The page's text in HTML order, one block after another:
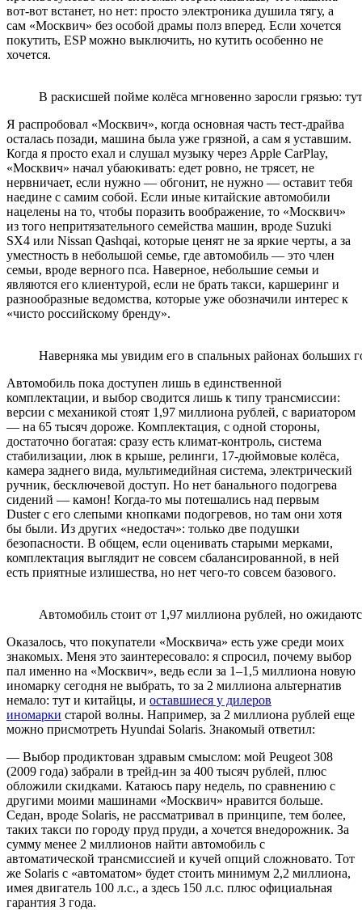
вот-вот встанет, но нет: просто электроника душила тягу, а
сам «Москвич» без особой драмы полз вперед. Если хочется
покутить, ESP можно выключить, но кутить особенно не
хочется.
В раскисшей пойме колёса мгновенно заросли грязью:
Я распробовал «Москвич», когда основная часть тест-драйва
осталась позади, машина была уже грязной, а сам я уставшим.
Когда я просто ехал и слушал музыку через Apple CarPlay,
«Москвич» начал убаюкивать: едет ровно, не трясет, не
нервничает, если нужно — обгонит, не нужно — оставит тебя
наедине с самим собой. Если иные китайские автомобили
нацелены на то, чтобы поразить воображение, то «Москвич»
из того непритязательного семейства машин, вроде Suzuki
SX4 или Nissan Qashqai, которые ценят не за яркие черты, а за
уместность в небольшой семье, где автомобиль — это член
семьи, вроде верного пса. Наверное, небольшие семьи и
являются его клиентурой, если не брать такси, каршеринг и
разнообразные ведомства, которые уже обозначили интерес к
«чисто российскому бренду».
Наверняка мы увидим его в спальных районах больших
Автомобиль пока доступен лишь в единственной
комплектации, и выбор сводится лишь к типу трансмиссии:
версии с механикой стоят 1,97 миллиона рублей, с вариатором
— на 65 тысяч дороже. Комплектация, с одной стороны,
достаточно богатая: сразу есть климат-контроль, система
стабилизации, люк в крыше, релинги, 17-дюймовые колёса,
камера заднего вида, мультимедийная система, электрический
ручник, бесключевой доступ. Но нет банального подогрева
сидений — камон! Когда-то мы потешались над первым
Duster с его слепыми кнопками подогревов, но там они хотя
бы были. Из других «недостач»: только две подушки
безопасности. В общем, если оценивать старыми мерками,
комплектация выглядит не совсем сбалансированной, в ней
есть приятные излишества, но нет чего-то совсем базового.
Автомобиль стоит от 1,97 миллиона рублей, но
Оказалось, что покупатели «Москвича» есть уже среди моих
знакомых. Меня это заинтересовало: я спросил, почему выбор
пал именно на «Москвич», ведь если за 1–1,5 миллиона новую
иномарку сегодня не выбрать, то за 2 миллиона альтернатив
немало: тут и китайцы, и оставшиеся у дилеров
иномарки старой волны. Например, за 2 миллиона рублей еще
можно присмотреть Hyundai Solaris. Знакомый ответил:
— Выбор продиктован здравым смыслом: мой Peugeot 308
(2009 года) забрали в трейд-ин за 400 тысяч рублей, плюс
обложили скидками. Катаюсь пару недель, по сравнению с
другими моими машинами «Москвич» нравится больше.
Седан, вроде Solaris, не рассматривал в принципе, тем более,
таких такси по городу пруд пруди, а хочется внедорожник. За
сумму менее 2 миллионов найти автомобиль с
автоматической трансмиссией и кучей опций сложновато. Тот
же Solaris с «автоматом» будет стоить минимум 2,2 миллиона,
имея двигатель 100 л.с., а здесь 150 л.с. плюс официальная
гарантия 3 года.